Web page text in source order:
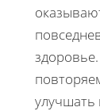
улучшать